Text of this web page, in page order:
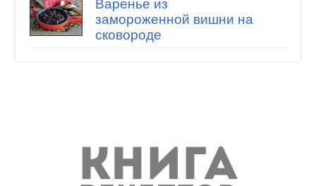
Варенье из
замороженной вишни на
сковороде